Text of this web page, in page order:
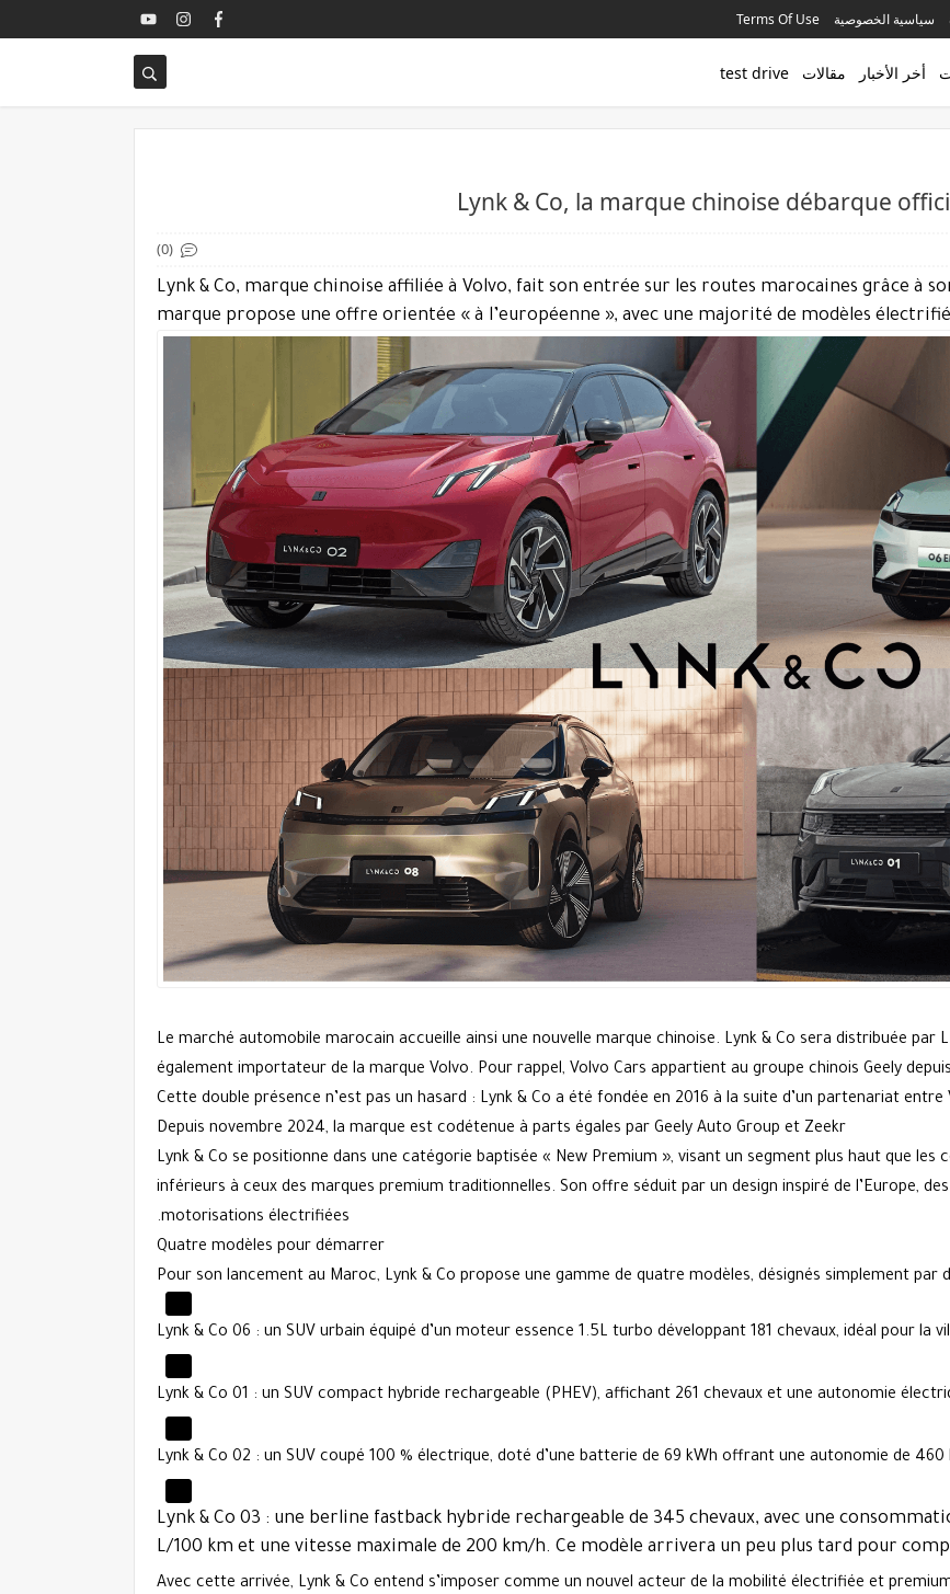
سياسية الخصوصية Terms Of Use
أخر الأخبار مقالات test drive
Lynk & Co, la marque chinoise débarque
(0)
Lynk & Co, marque chinoise affiliée à Volvo, fait son entrée sur les routes marocaines grâce à
marque propose une offre orientée « à l’européenne », avec une majorité de modèles
Le marché automobile marocain accueille ainsi une nouvelle marque chinoise. Lynk & Co sera distribuée par
également importateur de la marque Volvo. Pour rappel, Volvo Cars appartient au groupe chinois Geely
Cette double présence n’est pas un hasard : Lynk & Co a été fondée en 2016 à la suite d’un partenariat entre
Depuis novembre 2024, la marque est codétenue à parts égales par Geely Auto Group et Zeekr
Lynk & Co se positionne dans une catégorie baptisée « New Premium », visant un segment plus haut que
inférieurs à ceux des marques premium traditionnelles. Son offre séduit par un design inspiré de l’Europe,
motorisations électrifiées.
Quatre modèles pour démarrer
Pour son lancement au Maroc, Lynk & Co propose une gamme de quatre modèles, désignés simplement par
Lynk & Co 06 : un SUV urbain équipé d’un moteur essence 1.5L turbo développant 181 chevaux, idéal pour la
Lynk & Co 01 : un SUV compact hybride rechargeable (PHEV), affichant 261 chevaux et une autonomie
Lynk & Co 02 : un SUV coupé 100 % électrique, doté d’une batterie de 69 kWh offrant une autonomie de 460
Lynk & Co 03 : une berline fastback hybride rechargeable de 345 chevaux, avec une
L/100 km et une vitesse maximale de 200 km/h. Ce modèle arrivera un peu plus tard pour
Avec cette arrivée, Lynk & Co entend s’imposer comme un nouvel acteur de la mobilité électrifiée et